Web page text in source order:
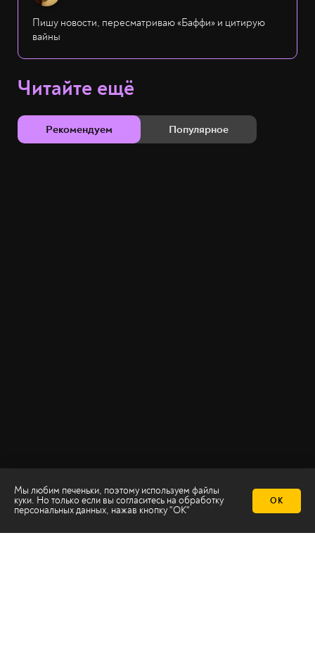
Пишу новости, пересматриваю «Баффи» и цитирую
вайны
Читайте ещё
Рекомендуем Популярное
Мы любим печеньки, поэтому используем файлы
куки. Но только если вы согласитесь на обработку
персональных данных, нажав кнопку "ОК"
ОК